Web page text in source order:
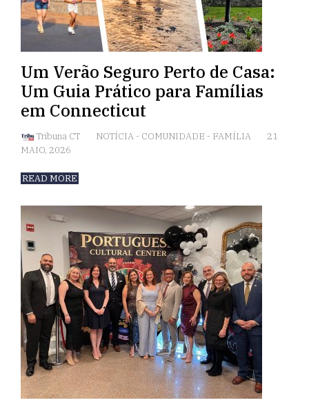
Um Verão Seguro Perto de Casa:
Um Guia Prático para Famílias
em Connecticut
Tribuna CT NOTÍCIA - COMUNIDADE - FAMÍLIA
21
MAIO, 2026
READ MORE